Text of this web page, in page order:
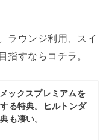
ラウンジ利用、スイ
指すならコチラ。
ックスプレミアムを
る特典。ヒルトンダ
も凄い。